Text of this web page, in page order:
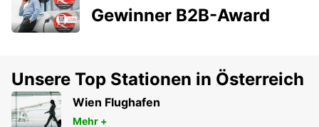
Gewinner B2B-Award
Unsere Top Stationen in Österreich
Wien Flughafen
Mehr +